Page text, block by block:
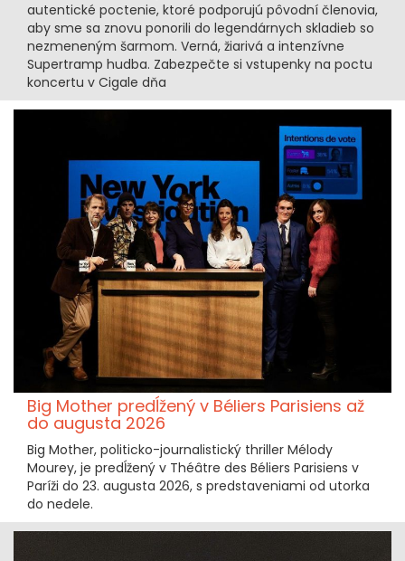
autentické poctenie, ktoré podporujú pôvodní členovia,
aby sme sa znovu ponorili do legendárnych skladieb so
nezmeneným šarmom. Verná, žiarivá a intenzívne
Supertramp hudba. Zabezpečte si vstupenky na poctu
koncertu v Cigale dňa
Big Mother predĺžený v Béliers Parisiens až
do augusta 2026
Big Mother, politicko-journalistický thriller Mélody
Mourey, je predĺžený v Théâtre des Béliers Parisiens v
Paríži do 23. augusta 2026, s predstaveniami od utorka
do nedele.